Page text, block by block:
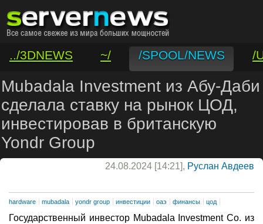
../3DNEWS ~/ /SPOOL/NEWS
/
/VAR/CONTACT
Mubadala Investment из Абу-Даби
сделала ставку на рынок ЦОД,
инвестировав в британскую
Yondr Group
24.08.2024 [14:21], Руслан Авдеев
hardware mubadala yondr group инвестиции оаэ финансы цод
Государственный инвестор Mubadala Investment Co. из